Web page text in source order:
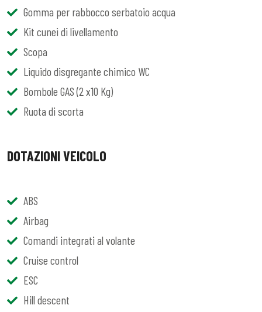
Gomma per rabbocco serbatoio acqua
Kit cunei di livellamento
Scopa
Liquido disgregante chimico WC
Bombole GAS (2 x10 Kg)
Ruota di scorta
DOTAZIONI VEICOLO
ABS
Airbag
Comandi integrati al volante
Cruise control
ESC
Hill descent